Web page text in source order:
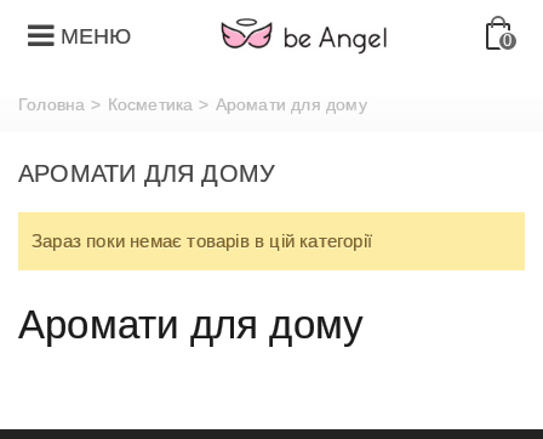
МЕНЮ 0
Головна > Косметика > Аромати для дому
АРОМАТИ ДЛЯ ДОМУ
Зараз поки немає товарів в цій категорії
Аромати для дому